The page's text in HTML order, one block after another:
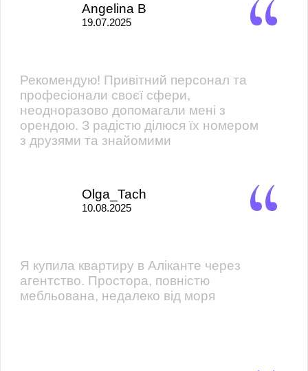
Angelina B
19.07.2025
Рекомендую! Привітний персонал та
професіонали своєї сфери,
неодноразово допомагали мені з
орендою. З радістю ділюся їх номером
з друзями та знайомими
Olga_Tach
10.08.2025
Я купила квартиру в Аліканте через
агентство. Простора, повністю
мебльована, недалеко від моря